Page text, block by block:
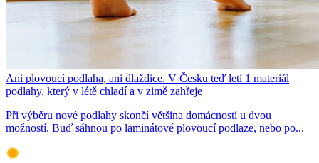
Ani plovoucí podlaha, ani dlaždice. V Česku teď letí 1 materiál
podlahy, který v létě chladí a v zimě zahřeje
Při výběru nové podlahy skončí většina domácností u dvou
možností. Buď sáhnou po laminátové plovoucí podlaze, nebo po...